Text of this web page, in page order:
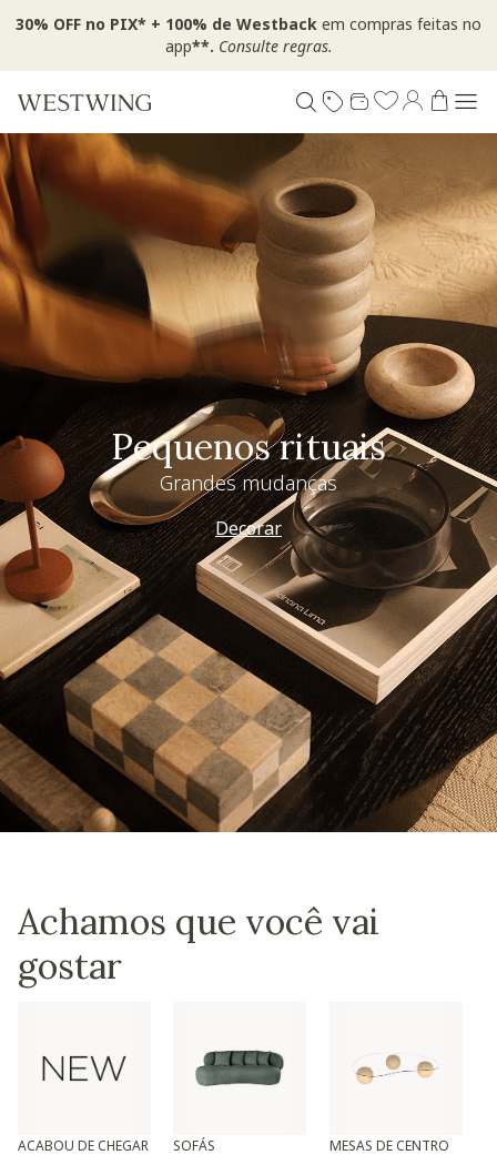
30% OFF no PIX* + 100% de Westback em compras feitas no
app**. Consulte regras.
Pequenos rituais
Grandes mudanças
Decorar
Achamos que você vai
gostar
ACABOU DE CHEGAR SOFÁS MESAS DE CENTRO